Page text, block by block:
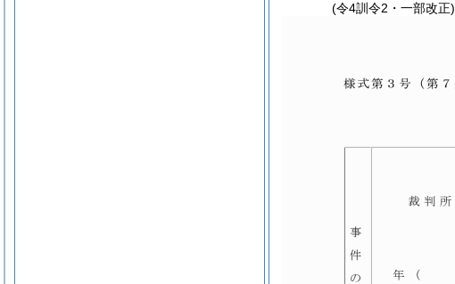
(令4訓令2・一部改正)